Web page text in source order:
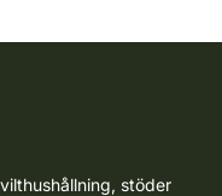
stöder